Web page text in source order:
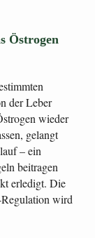
Östrogen
der Leber
wieder
gelangt
– ein
beitragen
erledigt. Die
wird